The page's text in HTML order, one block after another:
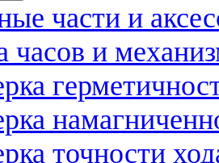
части и
часов и
точности